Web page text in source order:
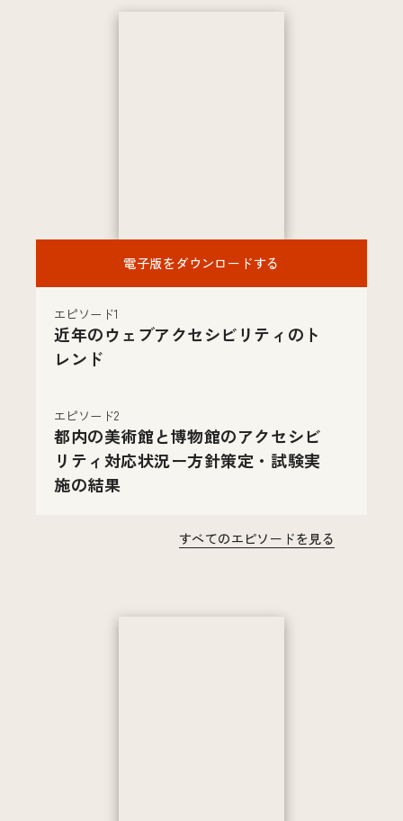
電子版をダウンロードする
エピソード1
近年のウェブアクセシビリティのト
レンド
エピソード2
都内の美術館と博物館のアクセシビ
リティ対応状況ー方針策定・試験実
施の結果
すべてのエピソードを見る